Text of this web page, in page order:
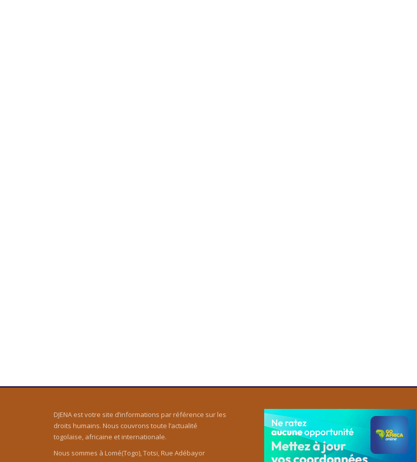
DJENA est votre site d’informations par référence sur les
droits humains. Nous couvrons toute l’actualité
togolaise, africaine et internationale.
Nous sommes à Lomé(Togo), Totsi, Rue Adébayor